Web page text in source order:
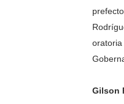
Gilson